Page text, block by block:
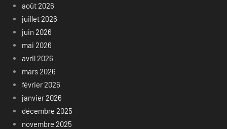
août 2026
juillet 2026
juin 2026
mai 2026
avril 2026
mars 2026
février 2026
janvier 2026
décembre 2025
novembre 2025